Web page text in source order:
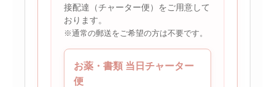
接配達（チャーター便）をご用意して
おります。
※通常の郵送をご希望の方は不要です。
お薬・書類 当日チャーター
便